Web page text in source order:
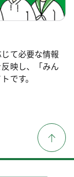
て必要な情報
映し、「みん
です。